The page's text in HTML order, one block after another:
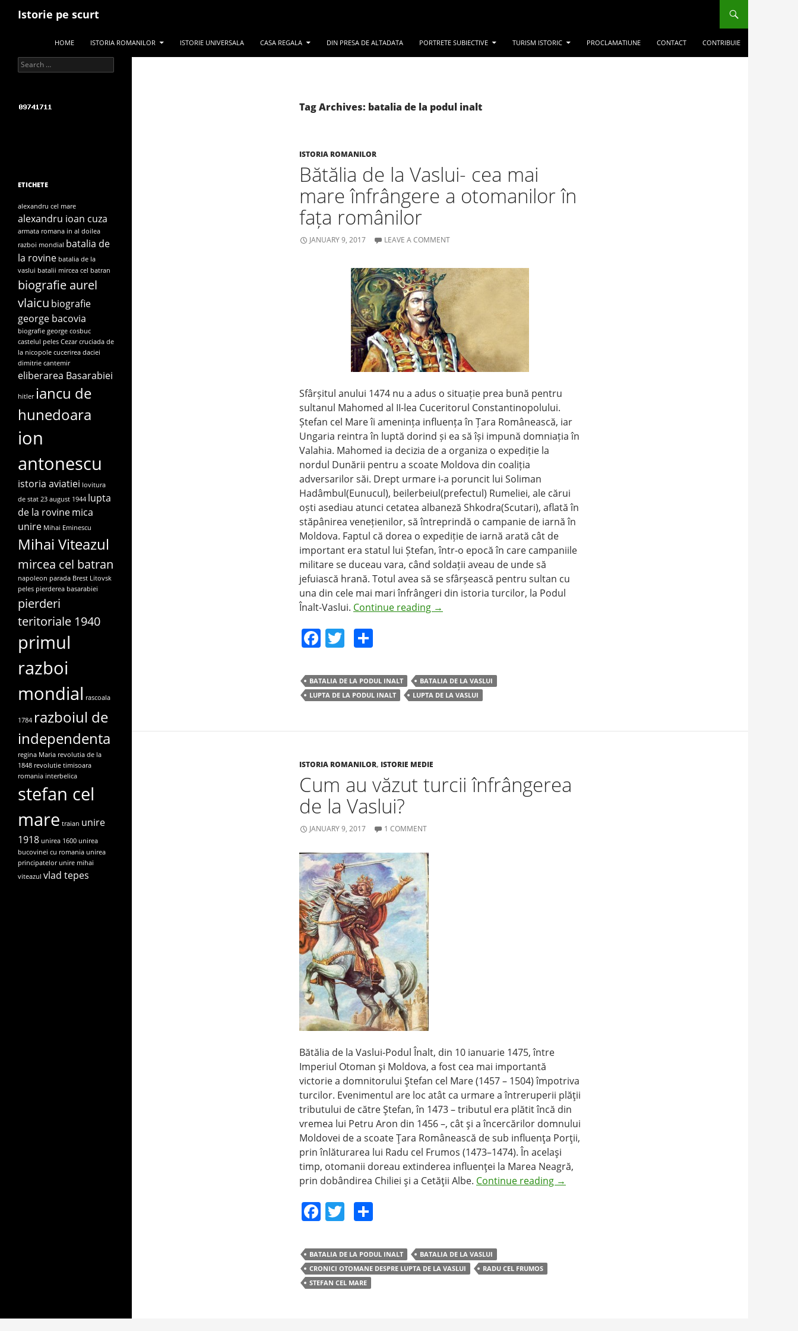
Istorie pe scurt
HOME
ISTORIA ROMANILOR ISTORIE UNIVERSALA CASA REGALA DIN PRESA DE ALTADATA PORTRETE SUBIECTIVE TURISM ISTORIC PROCLAMATIUNE CONTACT CONTRIBUIE
Tag Archives: batalia de la podul inalt
ISTORIA ROMANILOR
Bătălia de la Vaslui- cea mai
mare înfrângere a otomanilor în
fața românilor
JANUARY 9, 2017 LEAVE A COMMENT
Sfârșitul anului 1474 nu a adus o situație prea bună pentru
sultanul Mahomed al II-lea Cuceritorul Constantinopolului.
Ștefan cel Mare îi amenința influența în Țara Românească, iar
Ungaria reintra în luptă dorind și ea să își impună domniația în
Valahia. Mahomed ia decizia de a organiza o expediție la
nordul Dunării pentru a scoate Moldova din coaliția
adversarilor săi. Drept urmare i-a poruncit lui Soliman
Hadâmbul(Eunucul), beilerbeiul(prefectul) Rumeliei, ale cărui
oști asediau atunci cetatea albaneză Shkodra(Scutari), aflată în
stăpânirea venețienilor, să întreprindă o campanie de iarnă în
Moldova. Faptul că dorea o expediție de iarnă arată cât de
important era statul lui Ștefan, într-o epocă în care campaniile
militare se duceau vara, când soldații aveau de unde să
jefuiască hrană. Totul avea să se sfârșească pentru sultan cu
una din cele mai mari înfrângeri din istoria turcilor, la Podul
Înalt-Vaslui. Continue reading →
F
c
e
o
k
T
itt
er
ar
e
BATALIA DE LA PODUL INALT
BATALIA DE LA VASLUI
LUPTA DE LA PODUL INALT
LUPTA DE LA VASLUI
ISTORIA ROMANILOR, ISTORIE MEDIE
Cum au văzut turcii înfrângerea
de la Vaslui?
JANUARY 9, 2017 1 COMMENT
Bătălia de la Vaslui-Podul Înalt, din 10 ianuarie 1475, între
Imperiul Otoman şi Moldova, a fost cea mai importantă
victorie a domnitorului Ştefan cel Mare (1457 – 1504) împotriva
turcilor. Evenimentul are loc atât ca urmare a întreruperii plăţii
tributului de către Ştefan, în 1473 – tributul era plătit încă din
vremea lui Petru Aron din 1456 –, cât şi a încercărilor domnului
Moldovei de a scoate Ţara Românească de sub influenţa Porţii,
prin înlăturarea lui Radu cel Frumos (1473–1474). În acelaşi
timp, otomanii doreau extinderea influenţei la Marea Neagră,
prin dobândirea Chiliei şi a Cetăţii Albe. Continue reading →
F
c
e
b
T
itt
er
ar
e
BATALIA DE LA PODUL INALT
BATALIA DE LA VASLUI
CRONICI OTOMANE DESPRE LUPTA DE LA VASLUI
RADU CEL FRUMOS
STEFAN CEL MARE
Search for:
ETICHETE
alexandru cel mare
alexandru ioan cuza
armata romana in al doilea
razboi mondial batalia de
la rovine batalia de la
vaslui batalii mircea cel batran
biografie aurel
vlaicu biografie
george bacovia
biografie george cosbuc
castelul peles Cezar cruciada de
la nicopole cucerirea daciei
dimitrie cantemir
eliberarea Basarabiei
hitler iancu de
hunedoara
ion
antonescu
istoria aviatiei lovitura
de stat 23 august 1944 lupta
de la rovinemica
unire Mihai Eminescu
Mihai Viteazul
mircea cel batran
napoleon parada Brest Litovsk
peles pierderea basarabiei
pierderi
teritoriale 1940
primul
razboi
mondial rascoala
1784 razboiul de
independenta
regina Maria revolutia de la
1848 revolutie timisoara
romania interbelica
stefan cel
mare traian unire
1918 unirea 1600 unirea
bucovinei cu romania unirea
principatelor unire mihai
viteazul vlad tepes